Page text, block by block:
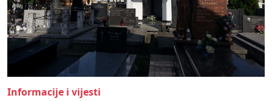
Informacije i vijesti